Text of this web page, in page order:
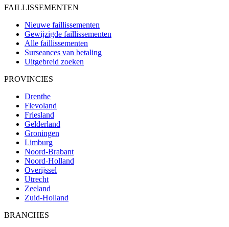
FAILLISSEMENTEN
Nieuwe faillissementen
Gewijzigde faillissementen
Alle faillissementen
Surseances van betaling
Uitgebreid zoeken
PROVINCIES
Drenthe
Flevoland
Friesland
Gelderland
Groningen
Limburg
Noord-Brabant
Noord-Holland
Overijssel
Utrecht
Zeeland
Zuid-Holland
BRANCHES